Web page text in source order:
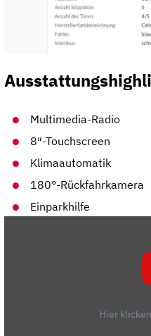
Multimedia-Radio
8″-Touchscreen
Klimaautomatik
180°-Rückfahrkamera
Einparkhilfe
Hier